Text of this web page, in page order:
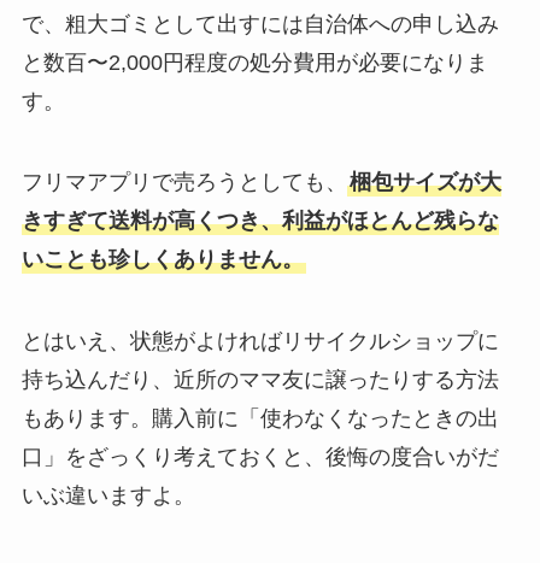
で、粗大ゴミとして出すには自治体への申し込み
と数百〜2,000円程度の処分費用が必要になりま
す。
フリマアプリで売ろうとしても、 梱包サイズが大
きすぎて送料が高くつき、利益がほとんど残らな
いことも珍しくありません。
とはいえ、状態がよければリサイクルショップに
持ち込んだり、近所のママ友に譲ったりする方法
もあります。購入前に「使わなくなったときの出
口」をざっくり考えておくと、後悔の度合いがだ
いぶ違いますよ。